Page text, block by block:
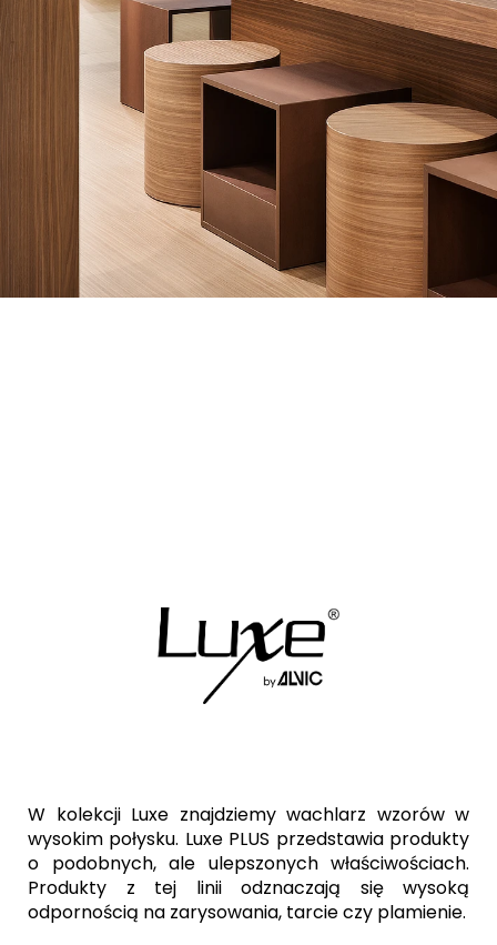
W kolekcji Luxe znajdziemy wachlarz wzorów w
wysokim połysku. Luxe PLUS przedstawia produkty
o podobnych, ale ulepszonych właściwościach.
Produkty z tej linii odznaczają się wysoką
odpornością na zarysowania, tarcie czy plamienie.